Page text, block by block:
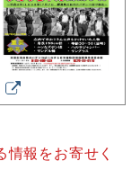
報をお寄せく